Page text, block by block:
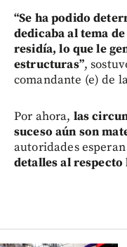
“Se ha podido
dedicaba al tema
residía, lo que le
estructuras”,
comandante (e) de
Por ahora, las
suceso aún son
autoridades
detalles al